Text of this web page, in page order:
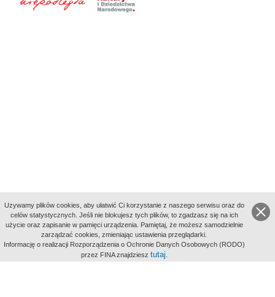
aktywności
Uzywamy plików cookies, aby ułatwić Ci korzystanie z naszego serwisu oraz do
celów statystycznych. Jeśli nie blokujesz tych plików, to zgadzasz się na ich
użycie oraz zapisanie w pamięci urządzenia. Pamiętaj, że możesz samodzielnie
zarządzać cookies, zmieniając ustawienia przeglądarki.
Informację o realizacji Rozporządzenia o Ochronie Danych Osobowych (RODO)
przez FINA znajdziesz tutaj